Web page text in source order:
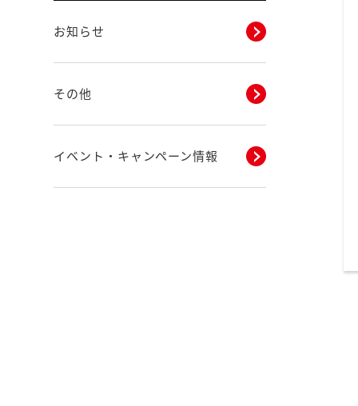
お知らせ
その他
イベント・キャンペーン情報